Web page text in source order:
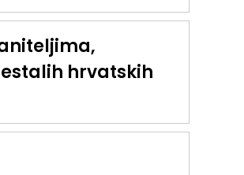
hrvatskih